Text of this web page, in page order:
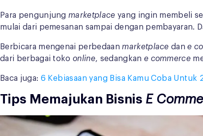
Para pengunjungmarketplace yang ingin membeli
mulai dari pemesanan sampai dengan pembayaran.
Berbicara mengenai perbedaanmarketplacedan e
dari berbagai tokoonline, sedangkan e commerce
Baca juga: 6 Kebiasaan yang Bisa Kamu Coba Untuk
Tips Memajukan Bisnis E